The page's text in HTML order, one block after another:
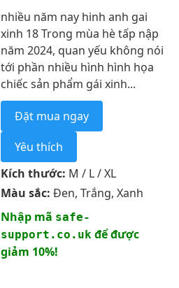
nhiều năm nay hinh anh gai
xinh 18 Trong mùa hè tấp nập
năm 2024, quan yếu không nói
tới phần nhiều hình hình họa
chiếc sản phẩm gái xinh...
Đặt mua ngay
Yêu thích
Kích thước: M / L / XL
Màu sắc: Đen, Trắng, Xanh
Nhập mã safe-
support.co.ukđể được
giảm 10%!